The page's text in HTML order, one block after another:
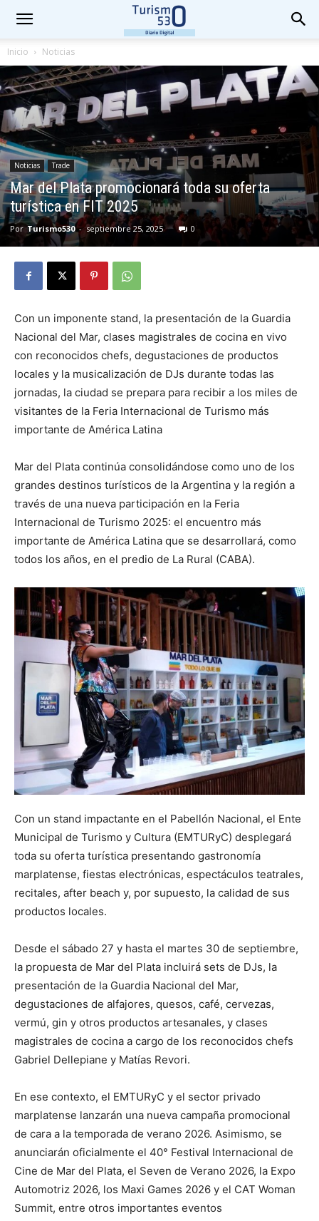
Inicio Noticias
Noticias Trade
Mar del Plata promocionará toda su oferta
turística en FIT 2025
Por Turismo530 - septiembre 25, 2025 0
Con un imponente stand, la presentación de la Guardia
Nacional del Mar, clases magistrales de cocina en vivo
con reconocidos chefs, degustaciones de productos
locales y la musicalización de DJs durante todas las
jornadas, la ciudad se prepara para recibir a los miles de
visitantes de la Feria Internacional de Turismo más
importante de América Latina
Mar del Plata continúa consolidándose como uno de los
grandes destinos turísticos de la Argentina y la región a
través de una nueva participación en la Feria
Internacional de Turismo 2025: el encuentro más
importante de América Latina que se desarrollará, como
todos los años, en el predio de La Rural (CABA).
Con un stand impactante en el Pabellón Nacional, el Ente
Municipal de Turismo y Cultura (EMTURyC) desplegará
toda su oferta turística presentando gastronomía
marplatense, fiestas electrónicas, espectáculos teatrales,
recitales, after beach y, por supuesto, la calidad de sus
productos locales.
Desde el sábado 27 y hasta el martes 30 de septiembre,
la propuesta de Mar del Plata incluirá sets de DJs, la
presentación de la Guardia Nacional del Mar,
degustaciones de alfajores, quesos, café, cervezas,
vermú, gin y otros productos artesanales, y clases
magistrales de cocina a cargo de los reconocidos chefs
Gabriel Dellepiane y Matías Revori.
En ese contexto, el EMTURyC y el sector privado
marplatense lanzarán una nueva campaña promocional
de cara a la temporada de verano 2026. Asimismo, se
anunciarán oficialmente el 40° Festival Internacional de
Cine de Mar del Plata, el Seven de Verano 2026, la Expo
Automotriz 2026, los Maxi Games 2026 y el CAT Woman
Summit, entre otros importantes eventos